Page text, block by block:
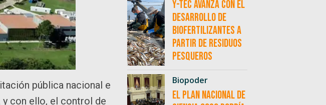
pública nacional e
y con ello, el control de
Y-TEC avanza con el
desarrollo de
biofertilizantes a
partir de residuos
pesqueros
Biopoder
El Plan Nacional de